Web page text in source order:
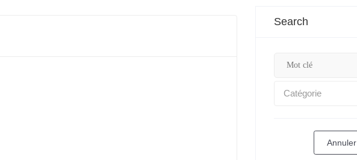
Search
Catégorie
Annuler